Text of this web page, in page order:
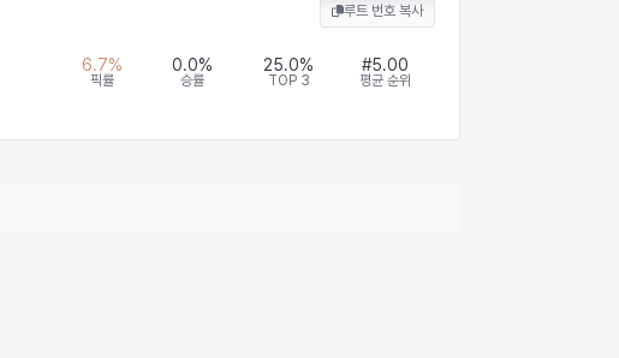
루트 번호 복사
6.7%
픽률
0.0%
승률
25.0%
TOP 3
#5.00
평균 순위